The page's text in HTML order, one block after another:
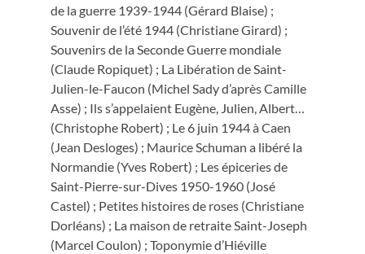
de la guerre 1939-1944 (Gérard Blaise) ;
Souvenir de l’été 1944 (Christiane Girard) ;
Souvenirs de la Seconde Guerre mondiale
(Claude Ropiquet) ; La Libération de Saint-
Julien-le-Faucon (Michel Sady d’après Camille
Asse) ; Ils s’appelaient Eugène, Julien, Albert…
(Christophe Robert) ; Le 6 juin 1944 à Caen
(Jean Desloges) ; Maurice Schuman a libéré la
Normandie (Yves Robert) ; Les épiceries de
Saint-Pierre-sur-Dives 1950-1960 (José
Castel) ; Petites histoires de roses (Christiane
Dorléans) ; La maison de retraite Saint-Joseph
(Marcel Coulon) ; Toponymie d’Hiéville